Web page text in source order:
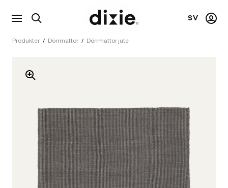
Visa SV
Mitt
Produkter / Dörrmattor / Dörrmattor jute